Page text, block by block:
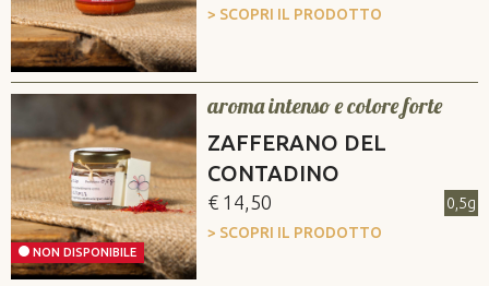
> SCOPRI IL PRODOTTO
NON DISPONIBILE
aroma intenso e colore forte
ZAFFERANO DEL
CONTADINO
€ 14,50
0,5g
> SCOPRI IL PRODOTTO